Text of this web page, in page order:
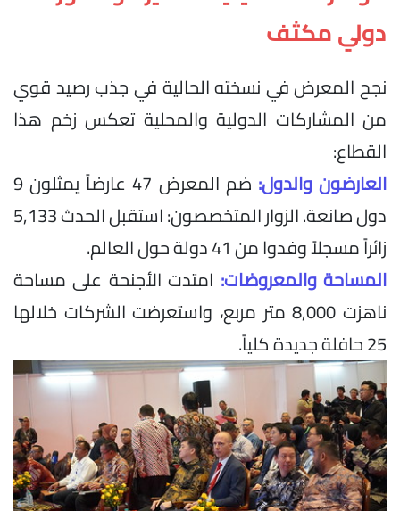
دولي مكثف
نجح المعرض في نسخته الحالية في جذب رصيد قوي
من المشاركات الدولية والمحلية تعكس زخم هذا
القطاع:
العارضون والدول:
ضم المعرض 47 عارضاً يمثلون 9
دول صانعة. الزوار المتخصصون: استقبل الحدث 5,133
زائراً مسجلاً وفدوا من 41 دولة حول العالم.
المساحة والمعروضات: امتدت الأجنحة على مساحة
ناهزت 8,000 متر مربع، واستعرضت الشركات خلالها
25 حافلة جديدة كلياً.